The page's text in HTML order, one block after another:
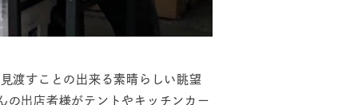
渡すことの出来る素晴らしい眺望
の出店者様がテントやキッチンカー